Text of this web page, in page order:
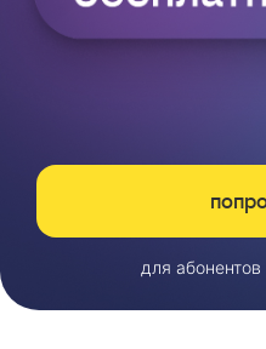
для